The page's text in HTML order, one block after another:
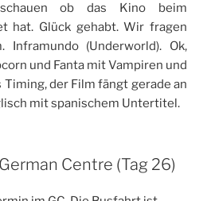
ob das Kino beim
hat. Glück gehabt. Wir fragen
Inframundo (Underworld). Ok,
und Fanta mit Vampiren und
der Film fängt gerade an
mit spanischem Untertitel.
Centre (Tag 26)